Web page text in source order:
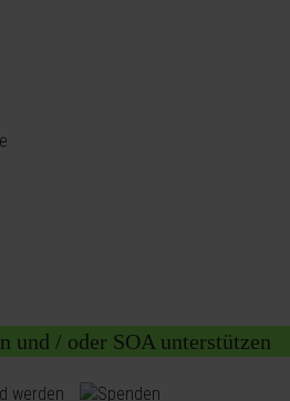
und / oder SOA unterstützen